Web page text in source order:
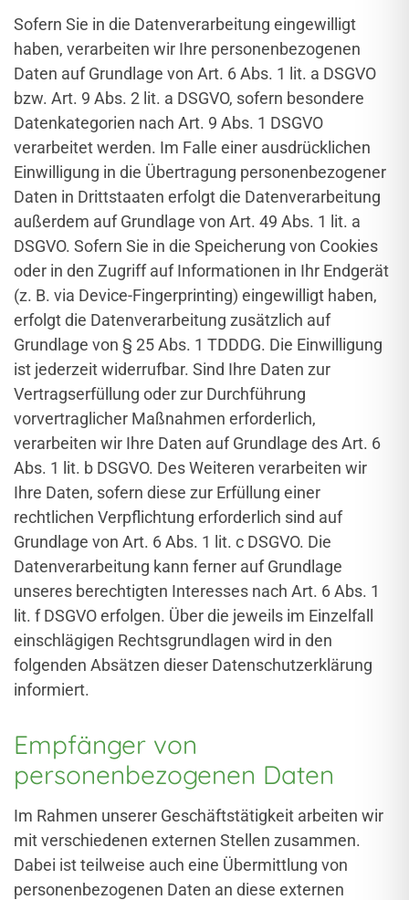
Sofern Sie in die Datenverarbeitung eingewilligt
haben, verarbeiten wir Ihre personenbezogenen
Daten auf Grundlage von Art. 6 Abs. 1 lit. a DSGVO
bzw. Art. 9 Abs. 2 lit. a DSGVO, sofern besondere
Datenkategorien nach Art. 9 Abs. 1 DSGVO
verarbeitet werden. Im Falle einer ausdrücklichen
Einwilligung in die Übertragung personenbezogener
Daten in Drittstaaten erfolgt die Datenverarbeitung
außerdem auf Grundlage von Art. 49 Abs. 1 lit. a
DSGVO. Sofern Sie in die Speicherung von Cookies
oder in den Zugriff auf Informationen in Ihr Endgerät
(z. B. via Device-Fingerprinting) eingewilligt haben,
erfolgt die Datenverarbeitung zusätzlich auf
Grundlage von § 25 Abs. 1 TDDDG. Die Einwilligung
ist jederzeit widerrufbar. Sind Ihre Daten zur
Vertragserfüllung oder zur Durchführung
vorvertraglicher Maßnahmen erforderlich,
verarbeiten wir Ihre Daten auf Grundlage des Art. 6
Abs. 1 lit. b DSGVO. Des Weiteren verarbeiten wir
Ihre Daten, sofern diese zur Erfüllung einer
rechtlichen Verpflichtung erforderlich sind auf
Grundlage von Art. 6 Abs. 1 lit. c DSGVO. Die
Datenverarbeitung kann ferner auf Grundlage
unseres berechtigten Interesses nach Art. 6 Abs. 1
lit. f DSGVO erfolgen. Über die jeweils im Einzelfall
einschlägigen Rechtsgrundlagen wird in den
folgenden Absätzen dieser Datenschutzerklärung
informiert.
Empfänger von
personenbezogenen Daten
Im Rahmen unserer Geschäftstätigkeit arbeiten wir
mit verschiedenen externen Stellen zusammen.
Dabei ist teilweise auch eine Übermittlung von
personenbezogenen Daten an diese externen